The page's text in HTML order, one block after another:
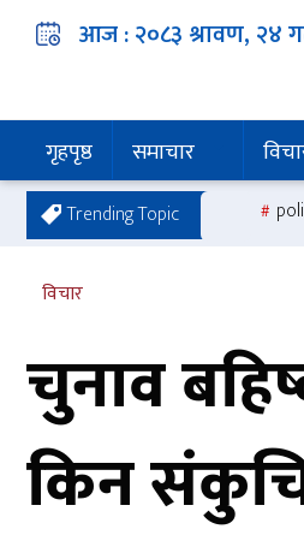
आज :२०८३ श्रावण, २४
गृहपृष्ठ समाचार
Trending Topic
विचार
चुनाव
किन